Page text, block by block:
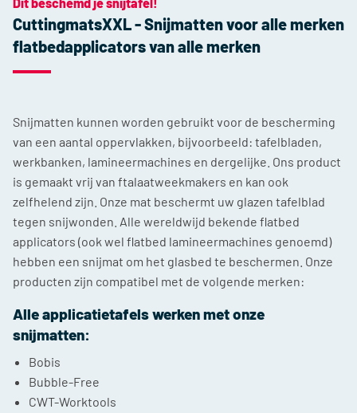
CuttingmatsXXL - Snijmatten voor alle merken
flatbedapplicators van alle merken
Snijmatten kunnen worden gebruikt voor de bescherming
van een aantal oppervlakken, bijvoorbeeld: tafelbladen,
werkbanken, lamineermachines en dergelijke. Ons product
is gemaakt vrij van ftalaatweekmakers en kan ook
zelfhelend zijn. Onze mat beschermt uw glazen tafelblad
tegen snijwonden. Alle wereldwijd bekende flatbed
applicators (ook wel flatbed lamineermachines genoemd)
hebben een snijmat om het glasbed te beschermen. Onze
producten zijn compatibel met de volgende merken:
Alle applicatietafels werken met onze
snijmatten:
Bobis
Bubble-Free
CWT-Worktools